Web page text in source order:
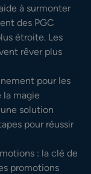
à surmonter
des PGC
étroite. Les
rêver plus
pour les
la magie
solution
pour réussir
: la clé de
promotions